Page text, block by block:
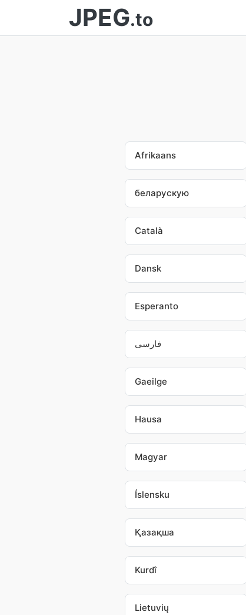
JPEG.to
Afrikaans
беларускую
Català
Dansk
Esperanto
فارسی
Gaeilge
Hausa
Magyar
Íslensku
Қазақша
Kurdî
Lietuvių